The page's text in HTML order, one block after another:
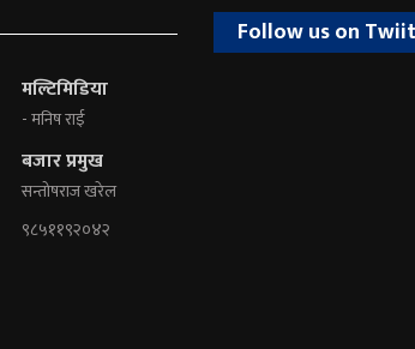
मल्टिमिडिया
- मनिष राई
बजार प्रमुख
सन्तोषराज खरेल
९८५११९२०४२
Follow us on